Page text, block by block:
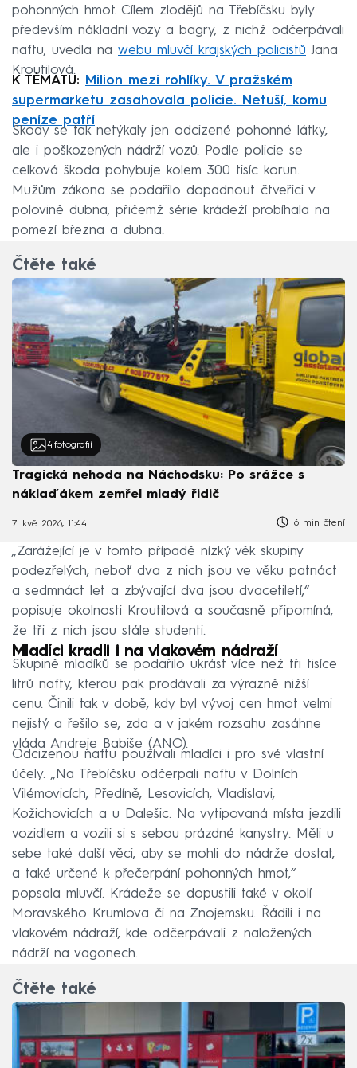
pohonných hmot. Cílem zlodějů na Třebíčsku byly
především nákladní vozy a bagry, z nichž odčerpávali
naftu, uvedla na webu mluvčí krajských policistů Jana
Kroutilová.
K TÉMATU:
Milion mezi rohlíky. V pražském
supermarketu zasahovala policie. Netuší, komu
peníze patří
Škody se tak netýkaly jen odcizené pohonné látky,
ale i poškozených nádrží vozů. Podle policie se
celková škoda pohybuje kolem 300 tisíc korun.
Mužům zákona se podařilo dopadnout čtveřici v
polovině dubna, přičemž série krádeží probíhala na
pomezí března a dubna.
Čtěte také
4 fotografií
Tragická nehoda na Náchodsku: Po srážce s
náklaďákem zemřel mladý řidič
7. kvě 2026, 11:44 6 min čtení
„Zarážející je v tomto případě nízký věk skupiny
podezřelých, neboť dva z nich jsou ve věku patnáct
a sedmnáct let a zbývající dva jsou dvacetiletí,“
popisuje okolnosti Kroutilová a současně připomíná,
že tři z nich jsou stále studenti.
Mladíci kradli i na vlakovém nádraží
Skupině mladíků se podařilo ukrást více než tři tisíce
litrů nafty, kterou pak prodávali za výrazně nižší
cenu. Činili tak v době, kdy byl vývoj cen hmot velmi
nejistý a řešilo se, zda a v jakém rozsahu zasáhne
vláda Andreje Babiše (ANO).
Odcizenou naftu používali mladíci i pro své vlastní
účely. „Na Třebíčsku odčerpali naftu v Dolních
Vilémovicích, Předíně, Lesovicích, Vladislavi,
Kožichovicích a u Dalešic. Na vytipovaná místa jezdili
vozidlem a vozili si s sebou prázdné kanystry. Měli u
sebe také další věci, aby se mohli do nádrže dostat,
a také určené k přečerpání pohonných hmot,“
popsala mluvčí. Krádeže se dopustili také v okolí
Moravského Krumlova či na Znojemsku. Řádili i na
vlakovém nádraží, kde odčerpávali z naložených
nádrží na vagonech.
Čtěte také